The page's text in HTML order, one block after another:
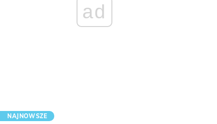
ad
NAJNOWSZE